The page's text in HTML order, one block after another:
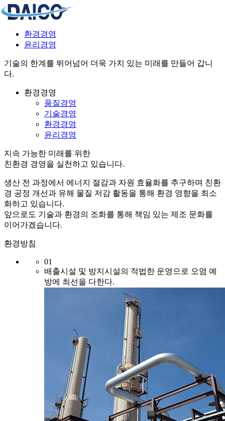
품질경영
환경경영
윤리경영
기술의 한계를 뛰어넘어 더욱 가치 있는 미래를 만들어 갑니
다.
환경경영
품질경영
기술경영
환경경영
윤리경영
지속 가능한 미래를 위한
친환경 경영을 실천하고 있습니다.
생산 전 과정에서 에너지 절감과 자원 효율화를 추구하며 친환
경 공정 개선과 유해 물질 저감 활동을 통해 환경 영향을 최소
화하고 있습니다.
앞으로도 기술과 환경의 조화를 통해 책임 있는 제조 문화를
이어가겠습니다.
환경방침
01
배출시설 및 방지시설의 적법한 운영으로 오염 예
방에 최선을 다한다.